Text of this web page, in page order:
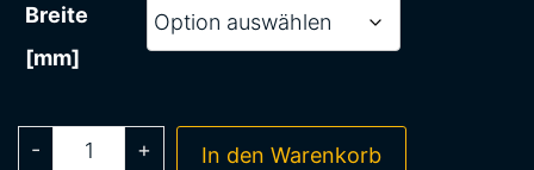
Breite
[mm]
- + In den Warenkorb